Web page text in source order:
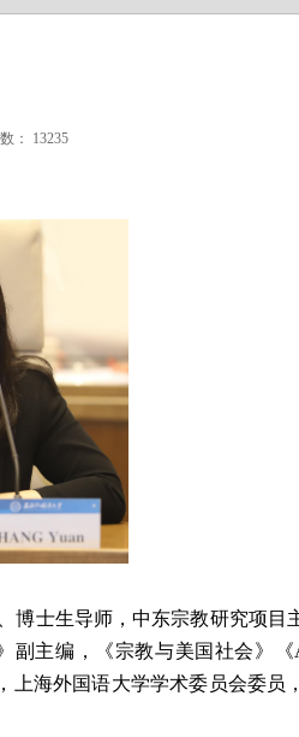
： 13235
博士生导师，中东宗教研究项目
副主编，《宗教与美国社会》《
上海外国语大学学术委员会委员